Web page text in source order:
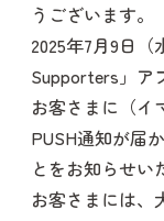
うございます。
2025年7月9日
Supporters」ア
お客さまに（イ
PUSH通知が届
とをお知らせい
お客さまには、